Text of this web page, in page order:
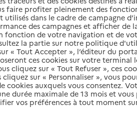
et services autour de Lons.
faire profiter pleinement des
utilisés dans le cadre de campagne
des campagnes et afficher de
fonction de votre navigation et de
la partie sur notre politique
« Tout Accepter », l’éditeur du
ces cookies sur votre terminal
cliquez sur « Tout Refuser », ces
cliquez sur « Personnaliser », vous
cookies auxquels vous consentez.
durée maximale de 13 mois et
vos préférences à tout moment